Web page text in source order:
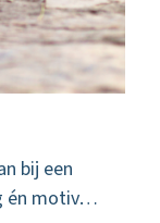
bij een
én motiv…